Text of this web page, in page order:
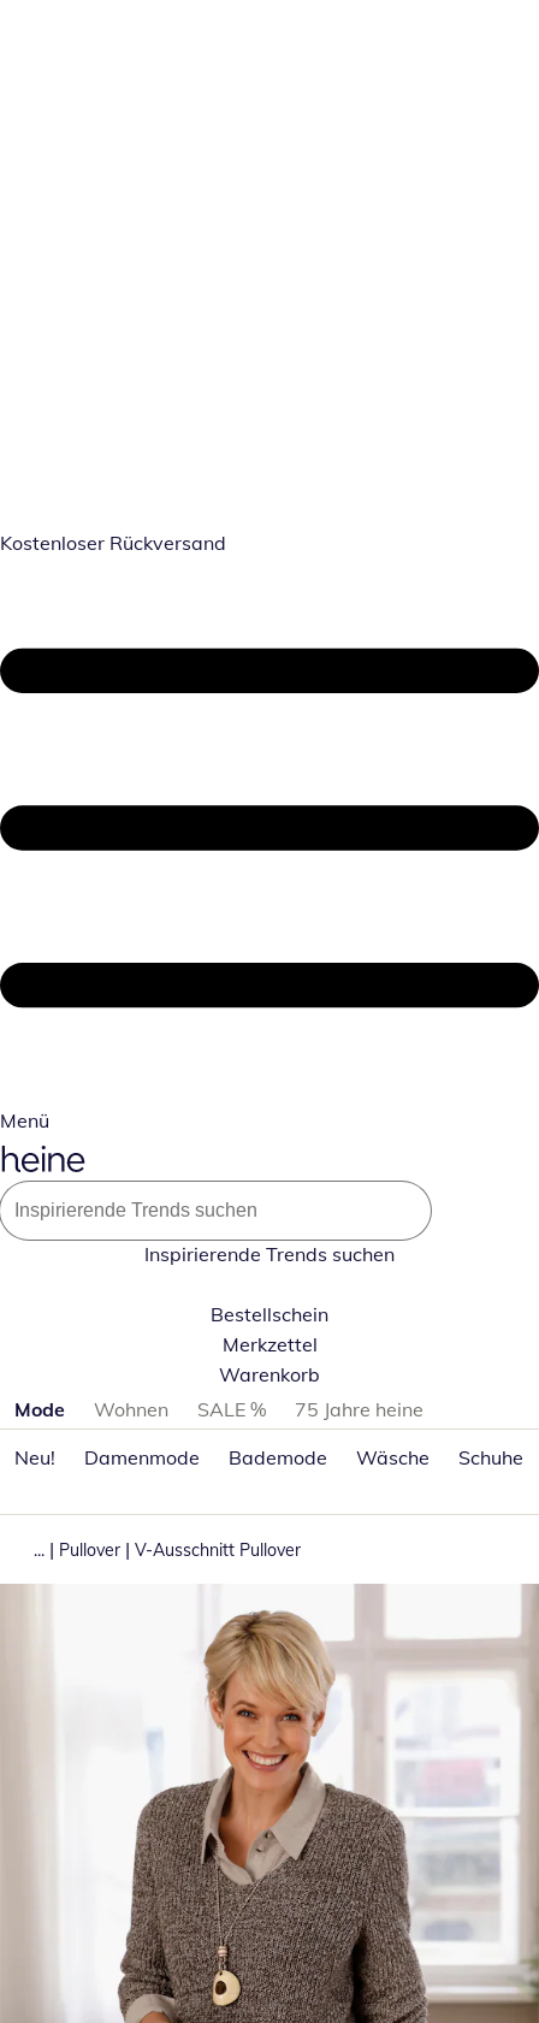
Kostenloser Rückversand
Menü
Inspirierende Trends suchen
Bestellschein
Merkzettel
Warenkorb
Produktkategorien überspringen
Mode Wohnen SALE %
75 Jahre heine
Neu!
Damenmode Bademode Wäsche Schuhe
... | Pullover | V-Ausschnitt Pullover